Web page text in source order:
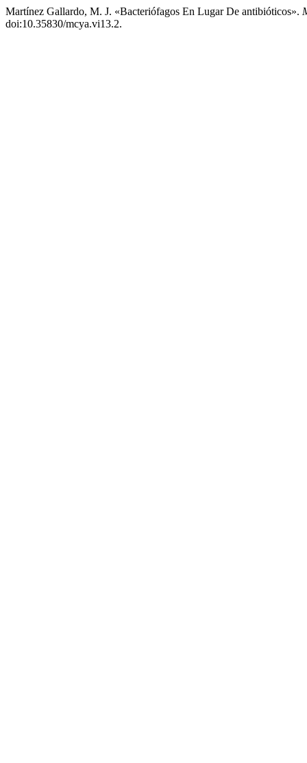
Martínez Gallardo, M. J. «Bacteriófagos En Lugar De antibióticos».
doi:10.35830/mcya.vi13.2.